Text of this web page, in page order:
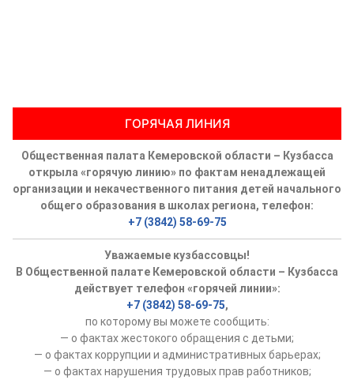
УСТАВ ГКУ “АППАРАТ ОП КО”
Доходы руководителя за 2024 г.
ГОРЯЧАЯ ЛИНИЯ
Общественная палата Кемеровской области – Кузбасса
открыла «горячую линию» по фактам ненадлежащей
организации и некачественного питания детей начального
общего образования в школах региона, телефон:
+7 (3842) 58-69-75
Уважаемые кузбассовцы!
В Общественной палате Кемеровской области – Кузбасса
действует телефон «горячей линии»:
+7 (3842) 58-69-75,
по которому вы можете сообщить:
— о фактах жестокого обращения с детьми;
— о фактах коррупции и административных барьерах;
— о фактах нарушения трудовых прав работников;